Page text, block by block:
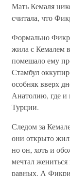
Мать Кемаля
считала, что
Формально
жила с Кемалем
помешало ему
Стамбул
особняк вверх
Анатолию, где и
Турции.
Следом за
они открыто
но он, хоть и
мечтал
равных. А